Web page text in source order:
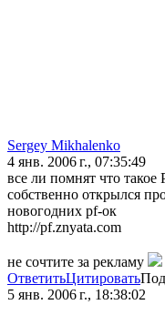
Sergey Mikhalenko
4 янв. 2006 г., 07:35:49
все ли помнят что такое
собственно открылся
новогодних pf-ок
http://pf.znyata.com
не сочтите за рекламу
ОтветитьЦитировать
5 янв. 2006 г., 18:38:02